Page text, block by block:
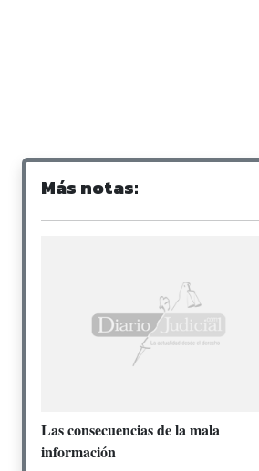
Más notas:
Las consecuencias de la mala
información